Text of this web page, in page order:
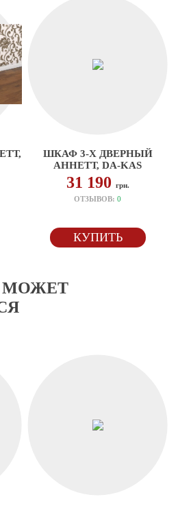
ШКАФ 3-Х ДВЕРНЫЙ
АННЕТТ, DA-KAS
31 190 грн.
ОТЗЫВОВ:0
КУПИТЬ
МОЖЕТ